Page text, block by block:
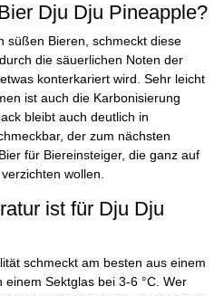
Dju Dju Pineapple?
süßen Bieren, schmeckt diese
die säuerlichen Noten der
konterkariert wird. Sehr leicht
ist auch die Karbonisierung
bleibt auch deutlich in
der zum nächsten
für Biereinsteiger, die ganz auf
wollen.
ist für Dju Dju
schmeckt am besten aus einem
Sektglas bei 3-6 °C. Wer